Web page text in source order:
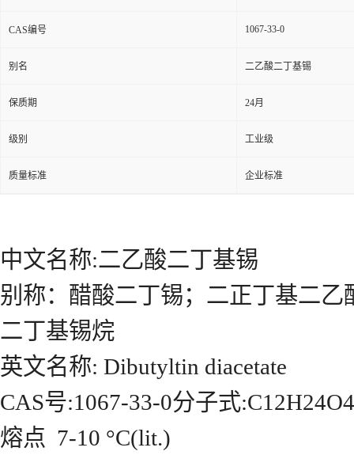
CAS编号 1067-33-0
别名 二乙酸二丁基锡
保质期 24月
级别 工业级
质量标准 企业标准
中文名称:二乙酸二丁基锡
别称：醋酸二丁锡；二正丁基二
二丁基锡烷
英文名称: Dibutyltin diacetate
CAS号:1067-33-0分子式
熔点 7-10 °C(lit.)